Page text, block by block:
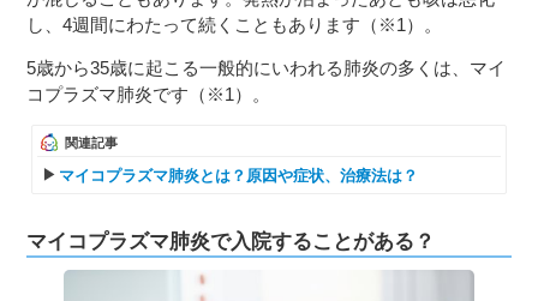
し、4週間にわたって続くこともあります（※1）。
5歳から35歳に起こる一般的にいわれる肺炎の多くは、マイ
コプラズマ肺炎です（※1）。
関連記事
マイコプラズマ肺炎とは？原因や症状、治療法は？
マイコプラズマ肺炎で入院することがある？